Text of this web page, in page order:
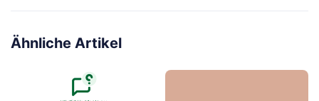
Ähnliche Artikel